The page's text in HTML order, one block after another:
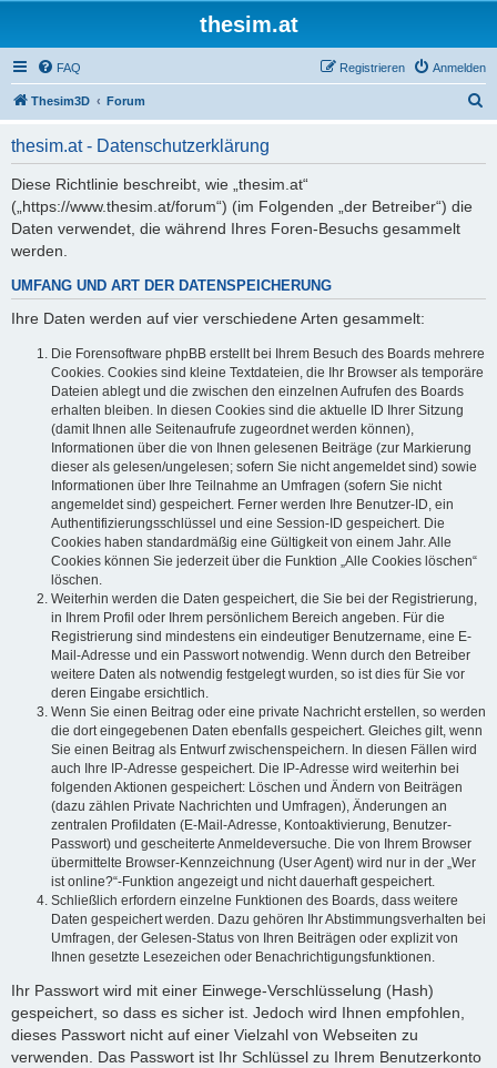
thesim.at
FAQ Anmelden
Registrieren
Thesim3D Forum
thesim.at - Datenschutzerklärung
Diese Richtlinie beschreibt, wie „thesim.at“
(„https://www.thesim.at/forum“) (im Folgenden „der Betreiber“) die
Daten verwendet, die während Ihres Foren-Besuchs gesammelt
werden.
UMFANG UND ART DER DATENSPEICHERUNG
Ihre Daten werden auf vier verschiedene Arten gesammelt:
Die Forensoftware phpBB erstellt bei Ihrem Besuch des Boards mehrere
Cookies. Cookies sind kleine Textdateien, die Ihr Browser als temporäre
Dateien ablegt und die zwischen den einzelnen Aufrufen des Boards
erhalten bleiben. In diesen Cookies sind die aktuelle ID Ihrer Sitzung
(damit Ihnen alle Seitenaufrufe zugeordnet werden können),
Informationen über die von Ihnen gelesenen Beiträge (zur Markierung
dieser als gelesen/ungelesen; sofern Sie nicht angemeldet sind) sowie
Informationen über Ihre Teilnahme an Umfragen (sofern Sie nicht
angemeldet sind) gespeichert. Ferner werden Ihre Benutzer-ID, ein
Authentifizierungsschlüssel und eine Session-ID gespeichert. Die
Cookies haben standardmäßig eine Gültigkeit von einem Jahr. Alle
Cookies können Sie jederzeit über die Funktion „Alle Cookies löschen“
löschen.
Weiterhin werden die Daten gespeichert, die Sie bei der Registrierung,
in Ihrem Profil oder Ihrem persönlichem Bereich angeben. Für die
Registrierung sind mindestens ein eindeutiger Benutzername, eine E-
Mail-Adresse und ein Passwort notwendig. Wenn durch den Betreiber
weitere Daten als notwendig festgelegt wurden, so ist dies für Sie vor
deren Eingabe ersichtlich.
Wenn Sie einen Beitrag oder eine private Nachricht erstellen, so werden
die dort eingegebenen Daten ebenfalls gespeichert. Gleiches gilt, wenn
Sie einen Beitrag als Entwurf zwischenspeichern. In diesen Fällen wird
auch Ihre IP-Adresse gespeichert. Die IP-Adresse wird weiterhin bei
folgenden Aktionen gespeichert: Löschen und Ändern von Beiträgen
(dazu zählen Private Nachrichten und Umfragen), Änderungen an
zentralen Profildaten (E-Mail-Adresse, Kontoaktivierung, Benutzer-
Passwort) und gescheiterte Anmeldeversuche. Die von Ihrem Browser
übermittelte Browser-Kennzeichnung (User Agent) wird nur in der „Wer
ist online?“-Funktion angezeigt und nicht dauerhaft gespeichert.
Schließlich erfordern einzelne Funktionen des Boards, dass weitere
Daten gespeichert werden. Dazu gehören Ihr Abstimmungsverhalten bei
Umfragen, der Gelesen-Status von Ihren Beiträgen oder explizit von
Ihnen gesetzte Lesezeichen oder Benachrichtigungsfunktionen.
Ihr Passwort wird mit einer Einwege-Verschlüsselung (Hash)
gespeichert, so dass es sicher ist. Jedoch wird Ihnen empfohlen,
dieses Passwort nicht auf einer Vielzahl von Webseiten zu
verwenden. Das Passwort ist Ihr Schlüssel zu Ihrem Benutzerkonto